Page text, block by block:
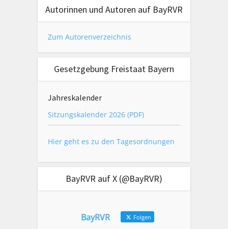
Autorinnen und Autoren auf BayRVR
Zum Autorenverzeichnis
Gesetzgebung Freistaat Bayern
Jahreskalender
Sitzungskalender 2026 (PDF)
Hier geht es zu den Tagesordnungen
BayRVR auf X (@BayRVR)
BayRVR Folgen